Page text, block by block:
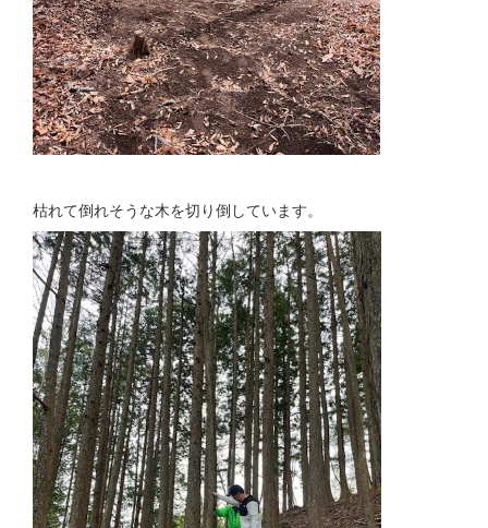
枯れて倒れそうな木を切り倒しています。